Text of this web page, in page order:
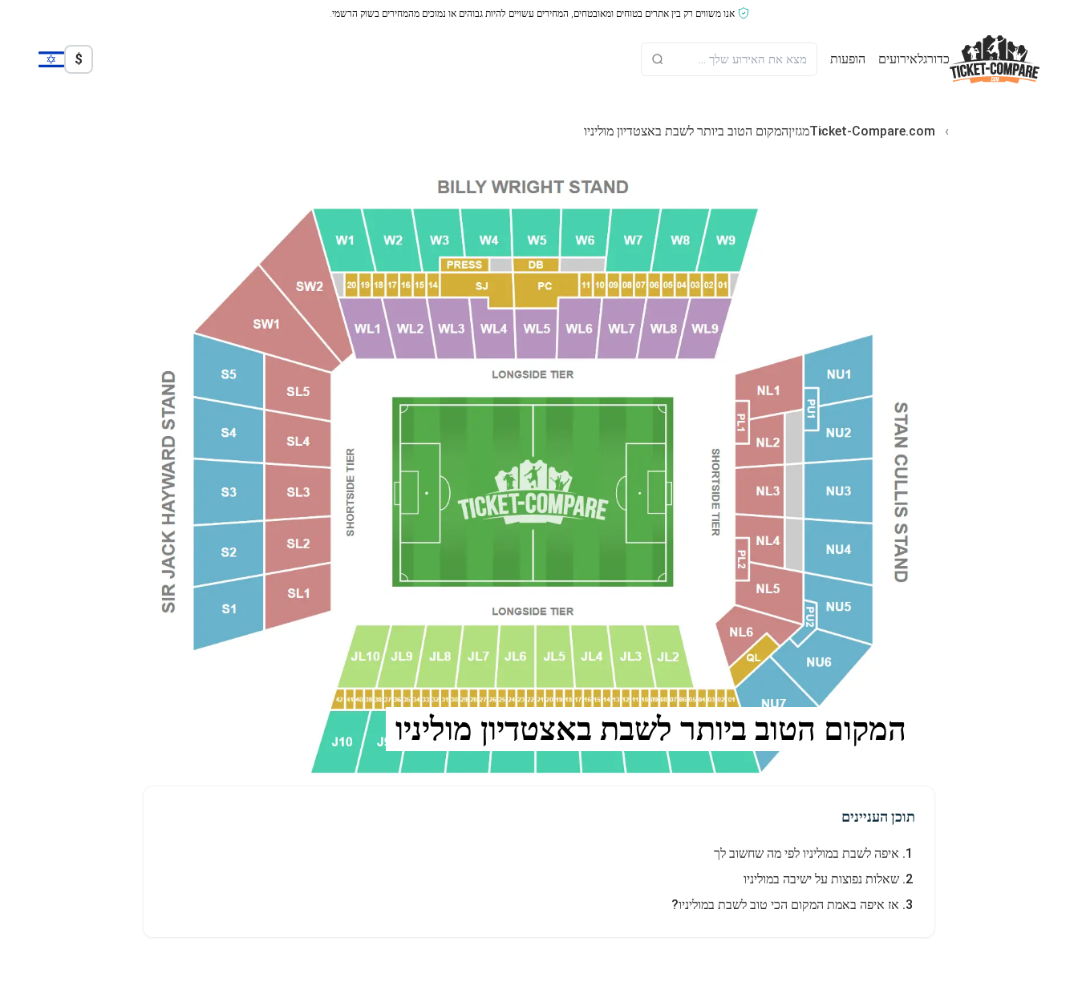
אנו משווים רק בין אתרים בטוחים ומאובטחים, המחירים עשויים להיות גבוהים או נמוכים מהמחירים בשוק הרשמי.
כדורגלאירועים הופעות $
Ticket-Compare.comמגזיןהמקום הטוב ביותר לשבת באצטדיון מוליניו
המקום הטוב ביותר לשבת באצטדיון מוליניו
תוכן העניינים
איפה לשבת במוליניו לפי מה שחשוב לך
שאלות נפוצות על ישיבה במוליניו
אז איפה באמת המקום הכי טוב לשבת במוליניו?